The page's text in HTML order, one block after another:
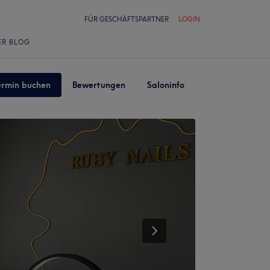
FÜR GESCHÄFTSPARTNER LOGIN
BLOG
buchen Bewertungen Saloninfo